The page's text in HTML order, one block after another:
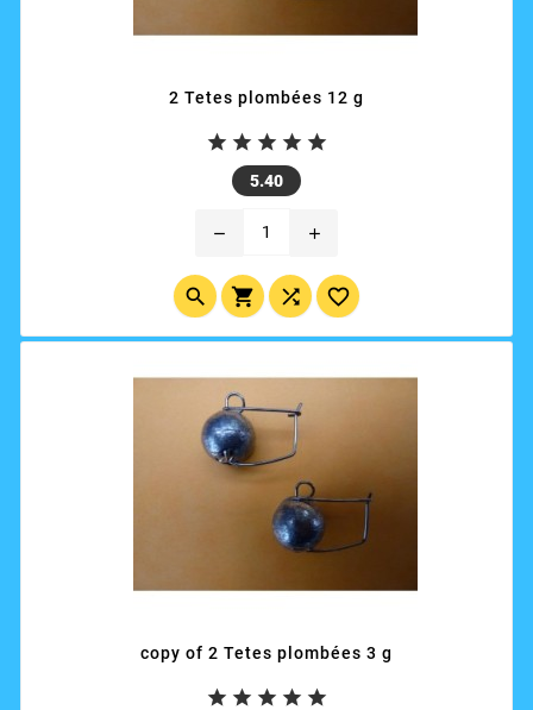
2 Tetes plombées 12 g
    
5.40 Price
remove add
   
copy of 2 Tetes plombées 3 g
    